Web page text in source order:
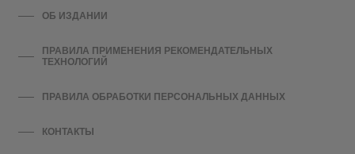
ОБ ИЗДАНИИ
ПРАВИЛА ПРИМЕНЕНИЯ РЕКОМЕНДАТЕЛЬНЫХ
ТЕХНОЛОГИЙ
ПРАВИЛА ОБРАБОТКИ ПЕРСОНАЛЬНЫХ ДАННЫХ
КОНТАКТЫ